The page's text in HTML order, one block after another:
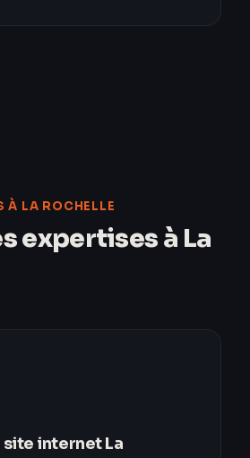
À LA ROCHELLE
expertises à La
internet La